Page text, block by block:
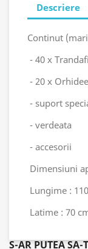
Descriere
Continut
- 40 x
- 20 x Orhidee
- suport
- verdeata
- accesorii
Dimensiuni
Lungime :
Latime : 70
S-AR PUTEA SA-